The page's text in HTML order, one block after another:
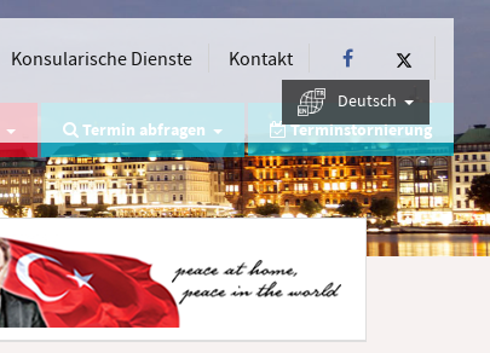
Konsularische Dienste Kontakt
Deutsch
Termin abfragen Terminstornierung